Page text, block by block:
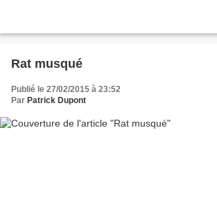
Rat musqué
Publié le 27/02/2015 à 23:52
Par Patrick Dupont